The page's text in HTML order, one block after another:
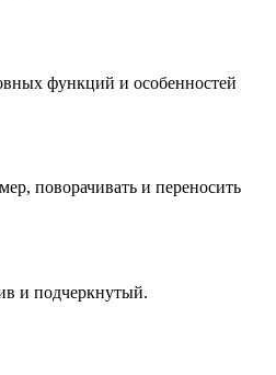
функций и особенностей
поворачивать и переносить
и подчеркнутый.